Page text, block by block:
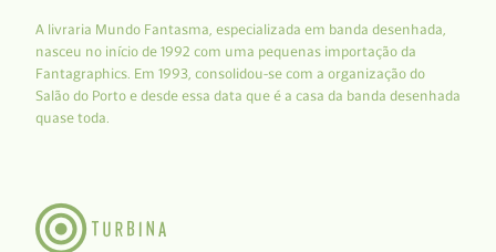
A livraria Mundo Fantasma, especializada em banda desenhada,
nasceu no início de 1992 com uma pequenas importação da
Fantagraphics. Em 1993, consolidou-se com a organização do
Salão do Porto e desde essa data que é a casa da banda desenhada
quase toda.